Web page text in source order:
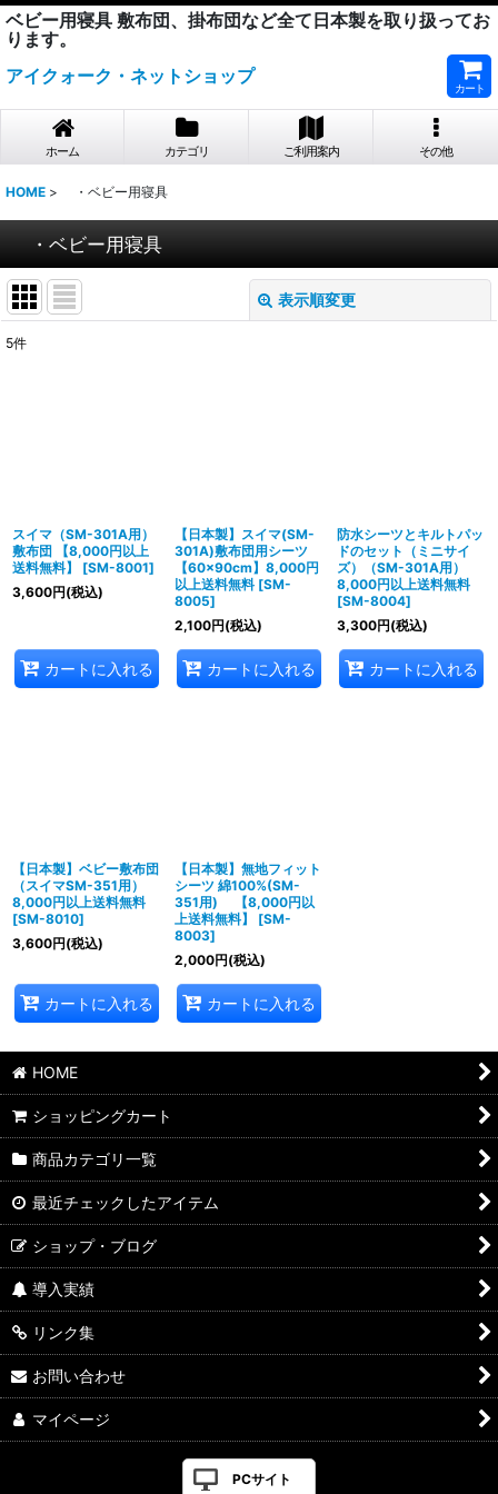
ベビー用寝具 敷布団、掛布団など全て日本製を取り扱ってお
ります。
アイクォーク・ネットショップ
カート
ホーム カテゴリ ご利用案内 その他
HOME > ・ベビー用寝具
・ベビー用寝具
表示順変更
絞り込む
5件
スイマ（SM-301A用）
敷布団 【8,000円以上
送料無料】
[SM-8001]
3,600円(税込)
カートに入れる
【日本製】スイマ(SM-
301A)敷布団用シーツ
【60×90cm】8,000円
以上送料無料 [SM-
8005]
2,100円(税込)
カートに入れる
防水シーツとキルトパッ
ドのセット（ミニサイ
ズ）（SM-301A用）
8,000円以上送料無料
[SM-8004]
3,300円(税込)
カートに入れる
【日本製】ベビー敷布団
（スイマSM-351用）
8,000円以上送料無料
[SM-8010]
3,600円(税込)
カートに入れる
【日本製】無地フィット
シーツ 綿100%(SM-
351用) 【8,000円以
上送料無料】
[SM-
8003]
2,000円(税込)
カートに入れる
HOME
ショッピングカート
商品カテゴリ一覧
最近チェックしたアイテム
ショップ・ブログ
導入実績
リンク集
お問い合わせ
マイページ
PCサイト